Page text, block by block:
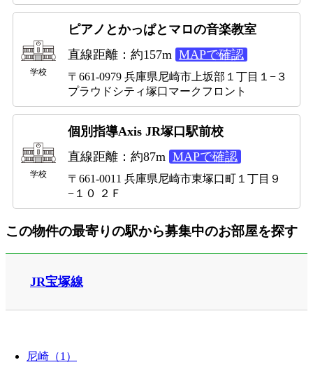
学校
ピアノとかっぱとマロの音楽教室
直線距離：約157m MAPで確認
〒661-0979 兵庫県尼崎市上坂部１丁目１−３
プラウドシティ塚口マークフロント
学校
個別指導Axis JR塚口駅前校
直線距離：約87m MAPで確認
〒661-0011 兵庫県尼崎市東塚口町１丁目９
−１０ ２Ｆ
この物件の最寄りの駅から募集中のお部屋を探す
JR宝塚線
尼崎（1）